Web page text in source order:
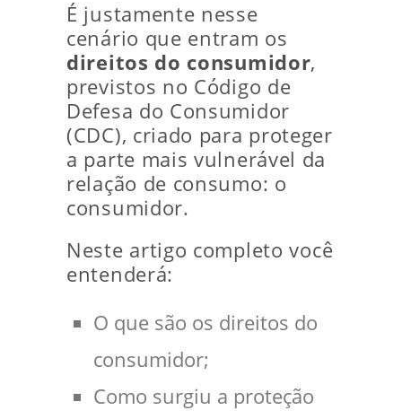
É justamente nesse
cenário que entram os
direitos do consumidor,
previstos no Código de
Defesa do Consumidor
(CDC), criado para proteger
a parte mais vulnerável da
relação de consumo: o
consumidor.
Neste artigo completo você
entenderá:
O que são os direitos do
consumidor;
Como surgiu a proteção